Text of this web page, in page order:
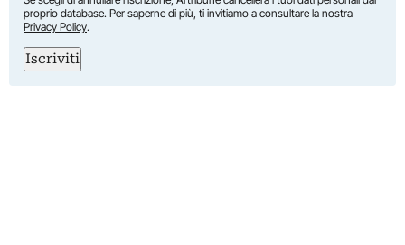
proprio database. Per saperne di più, ti invitiamo a consultare la nostra
Privacy Policy.
Iscriviti